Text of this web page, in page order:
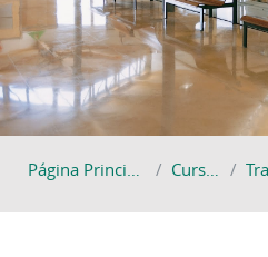
Página Principal Cursos